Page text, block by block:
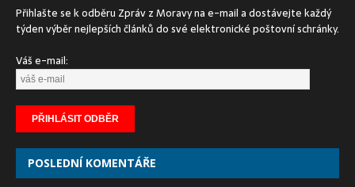
Přihlašte se k odběru Zpráv z Moravy na e-mail a dostávejte každý
týden výběr nejlepších článků do své elektronické poštovní schránky.
Váš e-mail:
POSLEDNÍ KOMENTÁŘE